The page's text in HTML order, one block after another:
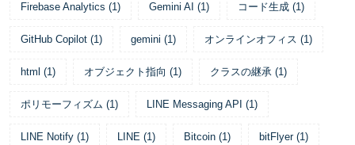
Firebase Analytics (1) Gemini AI (1) コード生成 (1)
GitHub Copilot (1) gemini (1) オンラインオフィス (1)
html (1) オブジェクト指向 (1) クラスの継承 (1)
ポリモーフィズム (1) LINE Messaging API (1)
LINE Notify (1) LINE (1) Bitcoin (1) bitFlyer (1)